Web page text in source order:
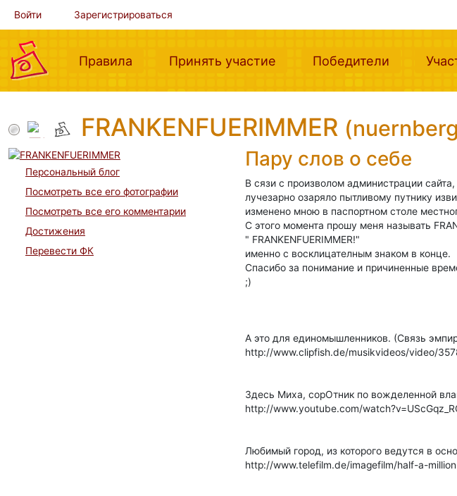
Войти Зарегистрироваться
Правила (current)Принять участие (current)Победители (current)
FRANKENFUERIMMER
Персональный блог
Посмотреть все его фотографии
Посмотреть все его комментарии
Достижения
Перевести ФК
Пару слов о себе
В сязи с произволом администрации
лучезарно озаряло пытливому путнику
изменено мною в паспортном столе
С этого момента прошу меня называть
" FRANKENFUERIMMER!"
именно с восклицателным знаком в конце.
Спасибо за понимание и причиненные
;)
А это для единомышленников. (Связь
http://www.clipfish.de/musikvideos/video/
Здесь Миха, сорОтник по вожделенной
http://www.youtube.com/
Любимый город, из которого ведутся в
http://www.telefilm.de/imagefilm/half-a-